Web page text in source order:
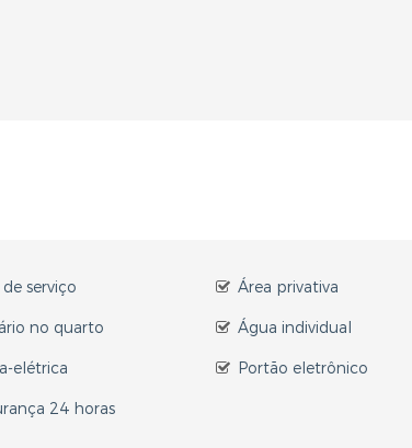
serviço
Área privativa
no quarto
Água individual
elétrica
Portão eletrônico
24 horas